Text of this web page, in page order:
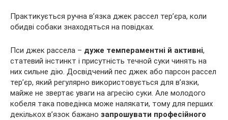
Практикується ручна в’язка джек рассел тер’єра, коли
обидві собаки знаходяться на повідках.
Пси джек рассела – дуже темпераментні й активні,
статевий інстинкт і присутність течной суки чинять на
них сильне дію. Досвідчений пес джек або парсон рассел
тер’єр, який регулярно використовується для в’язки,
майже не звертає уваги на агресію суки. Але молодого
кобеля така поведінка може налякати, тому для перших
декількох в’язок бажано запрошувати професійного